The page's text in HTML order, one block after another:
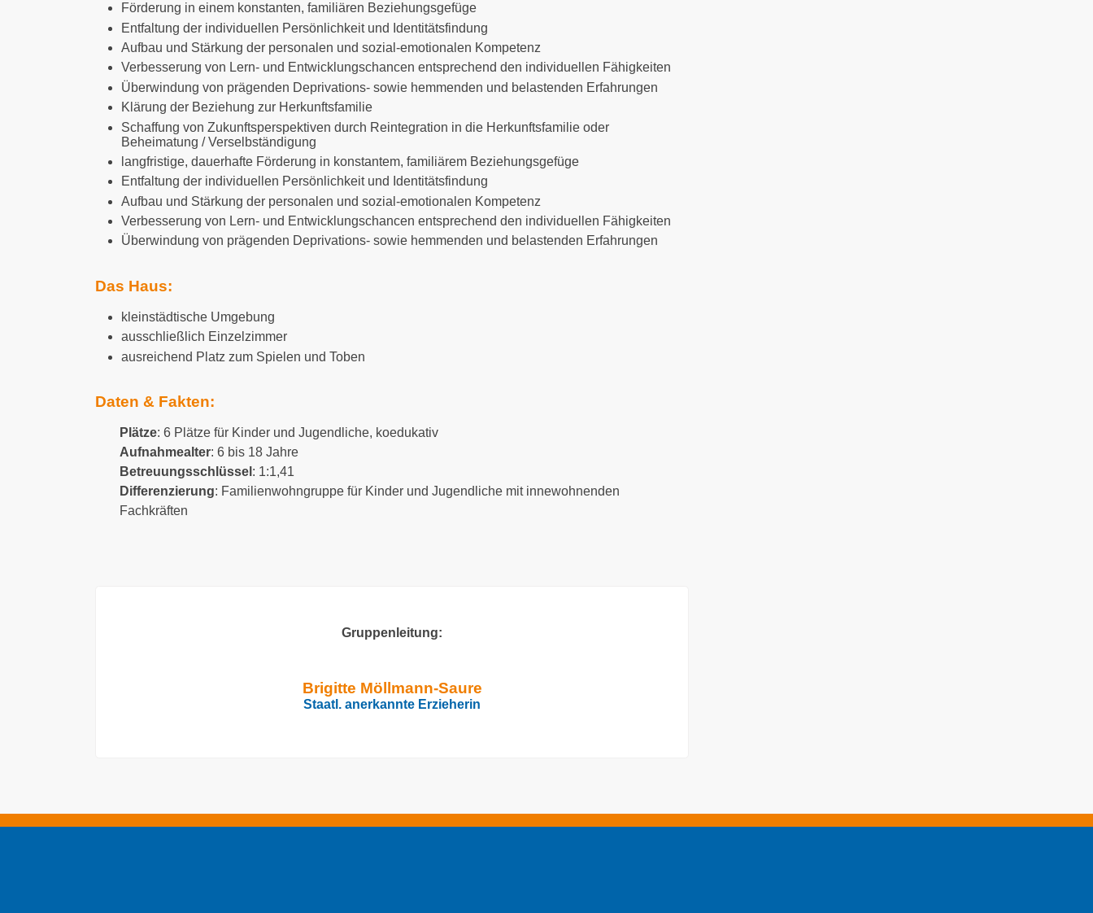
Förderung in einem konstanten, familiären Beziehungsgefüge
Entfaltung der individuellen Persönlichkeit und Identitätsfindung
Aufbau und Stärkung der personalen und sozial-emotionalen Kompetenz
Verbesserung von Lern- und Entwicklungschancen entsprechend den individuellen Fähigkeiten
Überwindung von prägenden Deprivations- sowie hemmenden und belastenden Erfahrungen
Klärung der Beziehung zur Herkunftsfamilie
Schaffung von Zukunftsperspektiven durch Reintegration in die Herkunftsfamilie oder
Beheimatung / Verselbständigung
langfristige, dauerhafte Förderung in konstantem, familiärem Beziehungsgefüge
Entfaltung der individuellen Persönlichkeit und Identitätsfindung
Aufbau und Stärkung der personalen und sozial-emotionalen Kompetenz
Verbesserung von Lern- und Entwicklungschancen entsprechend den individuellen Fähigkeiten
Überwindung von prägenden Deprivations- sowie hemmenden und belastenden Erfahrungen
Das Haus:
kleinstädtische Umgebung
ausschließlich Einzelzimmer
ausreichend Platz zum Spielen und Toben
Daten & Fakten:
Plätze: 6 Plätze für Kinder und Jugendliche, koedukativ
Aufnahmealter: 6 bis 18 Jahre
Betreuungsschlüssel : 1:1,41
Differenzierung: Familienwohngruppe für Kinder und Jugendliche mit innewohnenden
Fachkräften
Gruppenleitung:
Brigitte Möllmann-Saure
Staatl. anerkannte Erzieherin